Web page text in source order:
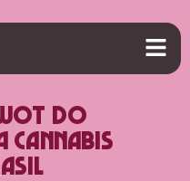
do
cannabis